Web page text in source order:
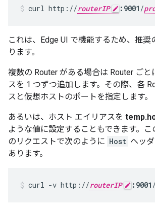
curl http://routerIP :9001 /
これは、Edge UI で機能するため、推奨
ります。
複数の Router がある場合は Router ごと
スを 1 つずつ追加します。その際、各
スと仮想ホストのポートを指定します。
あるいは、ホスト エイリアスを
ような値に設定することもできます。こ
のリクエストで次のように Host ヘッ
あります。
curl -v http://routerIP :9001 /